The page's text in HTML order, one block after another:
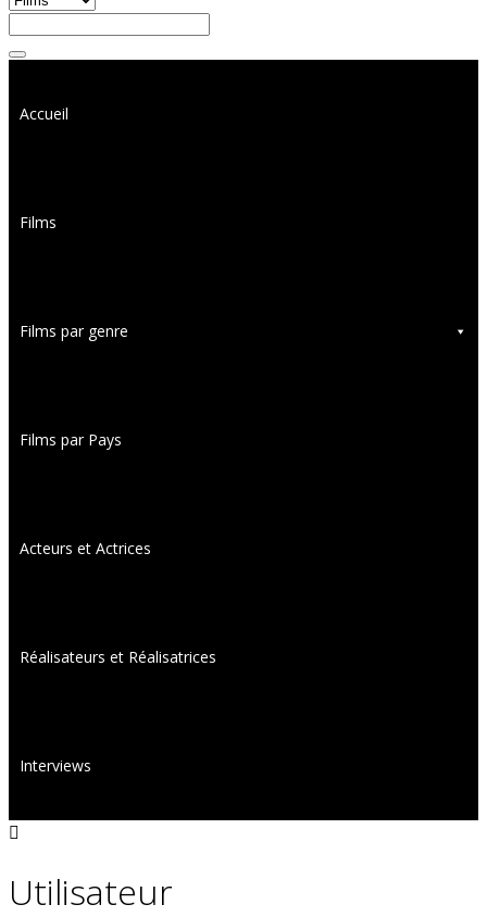
Accueil
Films
Films par genre
Films par Pays
Acteurs et Actrices
Réalisateurs et Réalisatrices
Interviews
Utilisateur